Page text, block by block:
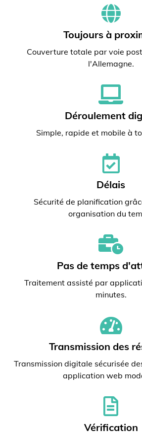
Toujours à
Couverture totale par voie
l'Allemagne.
Déroulement
Simple, rapide et mobile à
Délais
Sécurité de planification
organisation du
Pas de temps
Traitement assisté par
minutes.
Transmission des
Transmission digitale sécurisée
application web
Vérification